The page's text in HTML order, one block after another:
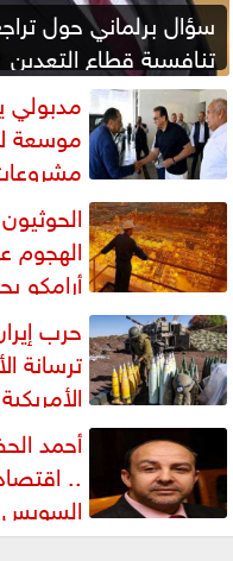
سؤال برلماني حول
تنافسية قطاع التعدين
مدبولي
موسعة
ومتابعة مشروع علم الروم
الهجوم
أرامكو
السعودية
حرب
ترسانة
وواشنطن تسحب ذخائر
وأوروبا
أحمد
..
«الهبد»؟